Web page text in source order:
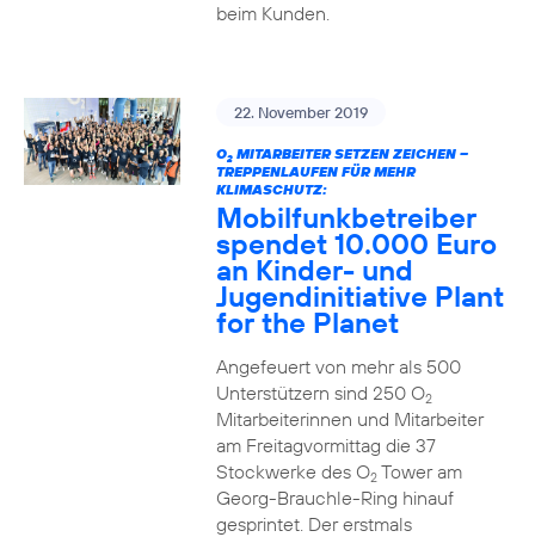
beim Kunden.
22. November 2019
O2MITARBEITER SETZEN ZEICHEN –
TREPPENLAUFEN FÜR MEHR
KLIMASCHUTZ:
Mobilfunkbetreiber
spendet 10.000 Euro
an Kinder- und
Jugendinitiative Plant
for the Planet
Angefeuert von mehr als 500
Unterstützern sind 250 O2
Mitarbeiterinnen und Mitarbeiter
am Freitagvormittag die 37
Stockwerke des O2Tower am
Georg-Brauchle-Ring hinauf
gesprintet. Der erstmals